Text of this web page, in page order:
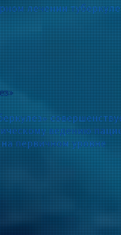
лечении
ведению
первичном уровне